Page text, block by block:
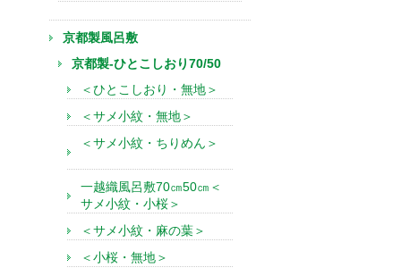
京都製風呂敷
京都製-ひとこしおり70/50
＜ひとこしおり・無地＞
＜サメ小紋・無地＞
＜サメ小紋・ちりめん＞
一越織風呂敷70㎝50㎝＜
サメ小紋・小桜＞
＜サメ小紋・麻の葉＞
＜小桜・無地＞